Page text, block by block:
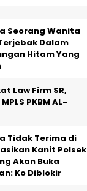
Seorang Wanita
Dalam
Hitam Yang
Law Firm SR,
PKBM AL-
Tidak Terima di
Kanit Polsek
Akan Buka
Ko Diblokir